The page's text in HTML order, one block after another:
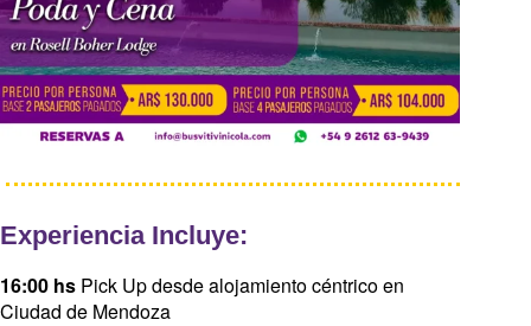
Experiencia Incluye:
16:00 hs Pick Up desde alojamiento céntrico en
Ciudad de Mendoza